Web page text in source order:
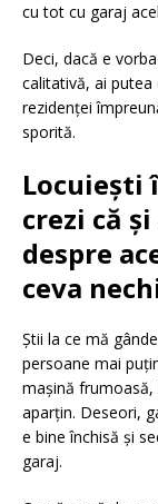
cu tot cu garaj
Deci, dacă e
calitativă, ai
rezidenței
sporită.
Locuiești
crezi că
despre
ceva
Știi la ce mă
persoane mai
mașină frumoasă,
aparțin. Deseori,
e bine închisă și
garaj.